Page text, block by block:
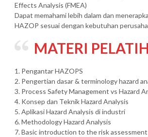
Effects Analysis (FMEA)
Dapat memahami lebih dalam dan
HAZOP sesuai dengan kebutuhan
MATERI
1. Pengantar HAZOPS
2. Pengertian dasar & terminology hazard
3. Process Safety Management vs Hazard
4. Konsep dan Teknik Hazard Analysis
5. Aplikasi Hazard Analysis di industri
6. Methodology Hazard Analysis
7. Basic introduction to the risk